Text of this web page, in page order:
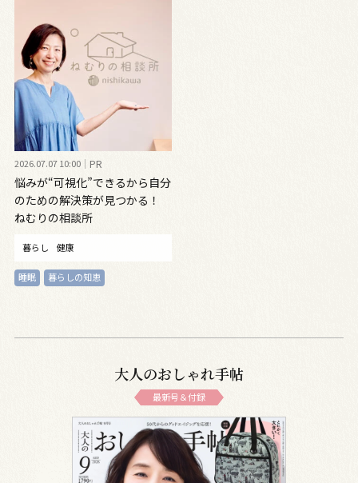
2026.07.07 10:00 PR
悩みが“可視化”できるから自分
のための解決策が見つかる！
ねむりの相談所
暮らし 健康
睡眠 暮らしの知恵
大人のおしゃれ手帖
最新号＆付録